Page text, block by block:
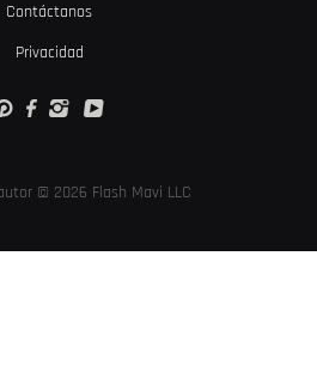
Contáctanos
Privacidad
© 2026 Flash Mavi LLC